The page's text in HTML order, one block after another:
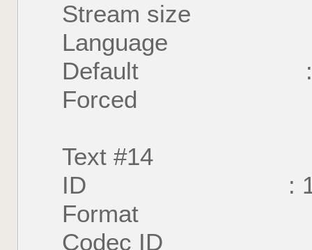
Stream size :
Language :
Default :
Forced :
Text #14
ID :
Format :
Codec ID :